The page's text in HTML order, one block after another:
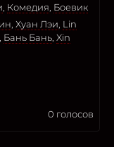
Комедия Боевик
Хуан Лэи Lin
Бань Бань Xin
0 голосов